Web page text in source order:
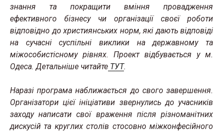
знання та покращити вміння провадження
ефективного бізнесу чи організації своєї роботи
відповідно до християнських норм, які дають відповіді
на сучасні суспільні виклики на державному та
міжособистісному рівнях. Проект відбувається у м.
Одеса. Детальніше читайте ТУТ.
Наразі програма наближається до свого завершення.
Організатори цієї ініціативи звернулись до учасників
заходу написати свої враження після різноманітних
дискусій та круглих столів стосовно міжконфесійного